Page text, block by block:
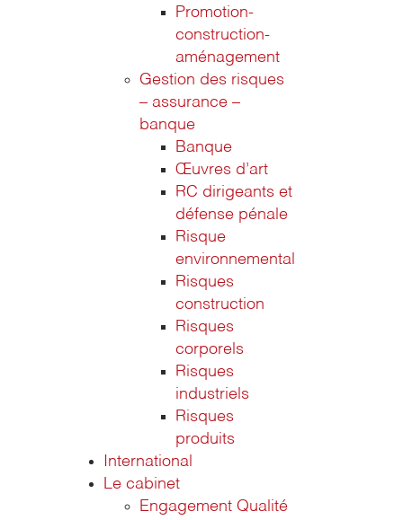
Promotion-
construction-
aménagement
Gestion des risques
– assurance –
banque
Banque
Œuvres d’art
RC dirigeants et
défense pénale
Risque
environnemental
Risques
construction
Risques
corporels
Risques
industriels
Risques
produits
International
Le cabinet
Engagement Qualité